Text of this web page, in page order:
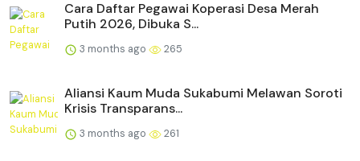
Cara Daftar Pegawai Koperasi Desa Merah
Putih 2026, Dibuka S...
3 months ago 265
Aliansi Kaum Muda Sukabumi Melawan Soroti
Krisis Transparans...
3 months ago 261